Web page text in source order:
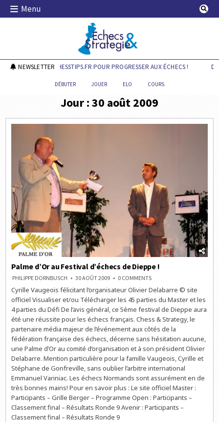
Skip
Menu
Echecs & Stratégie
NEWSLETTER
DÉCOUVREZ CHESSTIPS.FR POUR PROGRESSER AUX ÉCHECS !
DÉBUTER JOUER ELO COURS
Jour :30 août 2009
Palme d’Or au Festival d’échecs de Dieppe !
PHILIPPE DORNBUSCH 30 AOÛT 2009 0 COMMENTSON
D’OR
FESTIVAL
D’ÉCHECS
DE
DIEPPE
Cyrille Vaugeois félicitant l’organisateur Olivier Delabarre © site
officiel Visualiser et/ou Télécharger les 45 parties du Master et les
4 parties du Défi De l’avis général, ce 5ème festival de Dieppe aura
été une réussite pour les échecs français. Chess & Strategy, le
partenaire média majeur de l’événement aux côtés de la
fédération française des échecs, décerne sans hésitation aucune,
une Palme d’Or au comité d’organisation et à son président Olivier
Delabarre. Mention particulière pour la famille Vaugeois, Cyrille et
Stéphane de Gonfreville, sans oublier l’arbitre international
Emmanuel Variniac. Les échecs Normands sont assurément en de
très bonnes mains! Pour en savoir plus : Le site officiel Master :
Participants – Grille Berger – Programme Open : Participants –
Classement final – Résultats Ronde 9 Avenir : Participants –
Classement final – Résultats Ronde 9